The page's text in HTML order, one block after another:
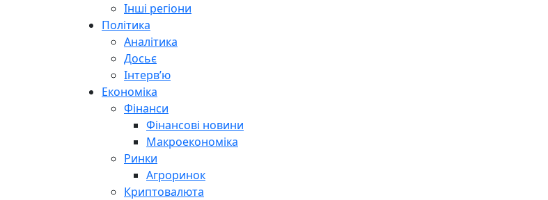
Інші регіони
Політика
Аналітика
Досьє
Інтерв’ю
Економіка
Фінанси
Фінансові новини
Макроекономіка
Ринки
Агроринок
Криптовалюта